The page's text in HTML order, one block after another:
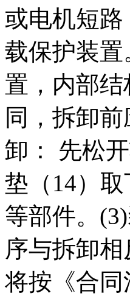
或电机短
载保护装
置，内部
同，拆卸
卸： 先松
垫（14）
等部件。
序与拆卸
将按《合